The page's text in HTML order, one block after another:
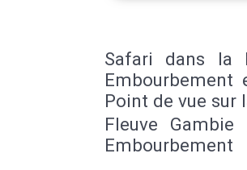
Safari dans la
Embourbement
Point de vue sur
Fleuve
Embourbement